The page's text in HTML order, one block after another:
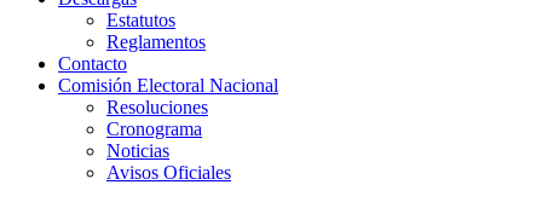
Estatutos
Reglamentos
Contacto
Comisión Electoral Nacional
Resoluciones
Cronograma
Noticias
Avisos Oficiales